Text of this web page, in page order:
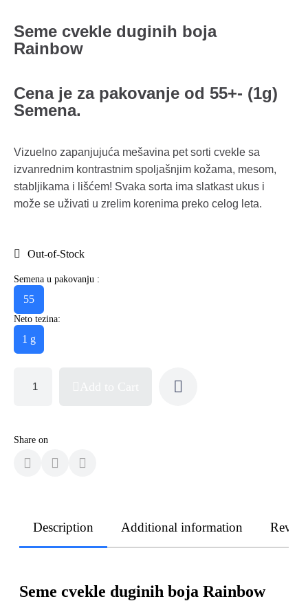
Seme cvekle duginih boja
Rainbow
Cena je za pakovanje od 55+- (1g)
Semena.
Vizuelno zapanjujuća mešavina pet sorti cvekle sa
izvanrednim kontrastnim spoljašnjim kožama, mesom,
stabljikama i lišćem! Svaka sorta ima slatkast ukus i
može se uživati u zrelim korenima preko celog leta.
Out-of-Stock
Semena u pakovanju :
55
Neto tezina:
1 g
Share on
Description Additional information
Seme cvekle duginih boja Rainbow